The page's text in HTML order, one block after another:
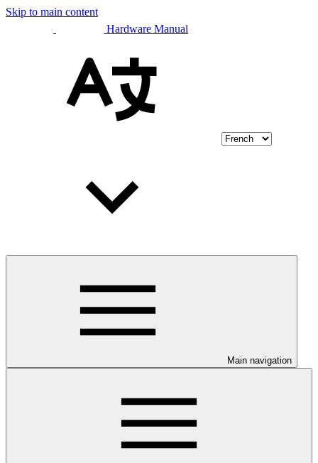
Skip to main content
Hardware Manual
Main navigation